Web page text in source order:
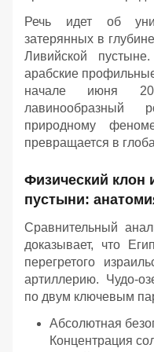
Речь идет об
затерянных в
Ливийской
арабские
начале июня
природному
превращается в
Физический клон
пустыни:
Сравнительный
доказывает, что
перегретого
артиллерию. Чудо-
по двум ключевым
Абсолютная
Концентрация